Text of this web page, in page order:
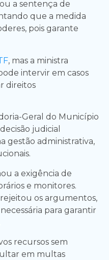
a sentença de
que a medida
pois garante
, mas a ministra
intervir em casos
direitos
Geral do Município
judicial
gestão administrativa,
a exigência de
e monitores.
os argumentos,
para garantir
recursos sem
em multas